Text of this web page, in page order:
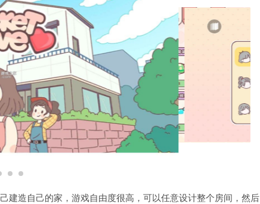
建造自己的家，游戏自由度很高，可以任意设计整个房间，然后